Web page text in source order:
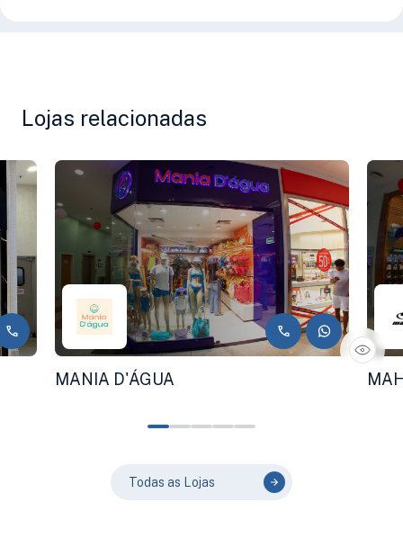
Lojas relacionadas
MANIA D'ÁGUA
Todas as Lojas